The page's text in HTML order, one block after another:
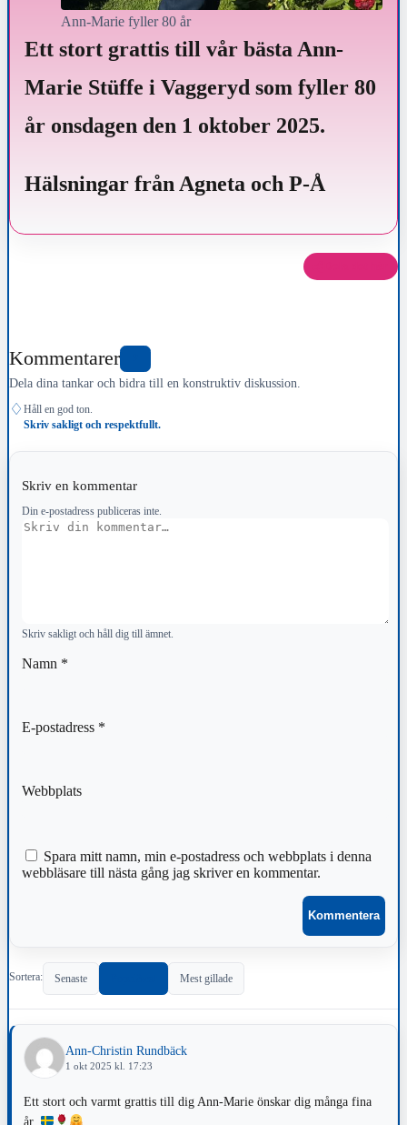
Ann-Marie fyller 80 år
Ett stort grattis till vår bästa Ann-
Marie Stüffe i Vaggeryd som fyller 80
år onsdagen den 1 oktober 2025.
Hälsningar från Agneta och P-Å
Kommentarer
Dela dina tankar och bidra till en konstruktiv diskussion.
♢ Håll en god ton.
Skriv sakligt och respektfullt.
Skriv en kommentar
Din e-postadress publiceras inte.
Kommentar
Skriv sakligt och håll dig till ämnet.
Namn *
E-postadress *
Webbplats
Spara mitt namn, min e-postadress och webbplats i denna
webbläsare till nästa gång jag skriver en kommentar.
Sortera: Senaste Mest gillade
Ann-Christin Rundbäck
1 okt 2025 kl. 17:23
Ett stort och varmt grattis till dig Ann-Marie önskar dig många fina
år.